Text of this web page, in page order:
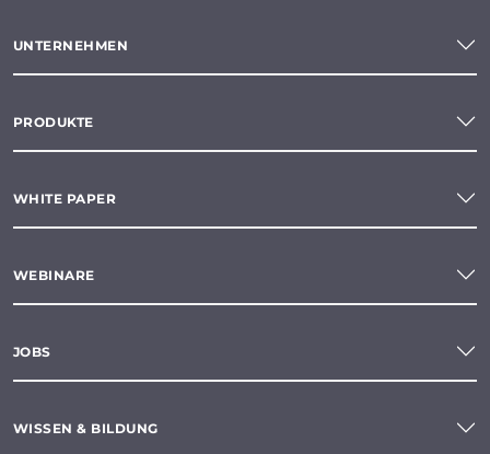
UNTERNEHMEN
PRODUKTE
WHITE PAPER
WEBINARE
JOBS
WISSEN & BILDUNG